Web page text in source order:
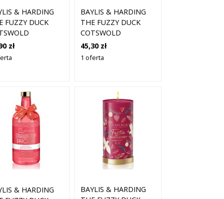
& HARDING
FUZZY DUCK
ZESTAW
DO
zł
BAYLIS & HARDING
THE FUZZY DUCK
COTSWOLD
COCKTAILS ZESTAW
UPOMINKOWY DO
45,30 zł
1 oferta
& HARDING
BAYLIS & HARDING